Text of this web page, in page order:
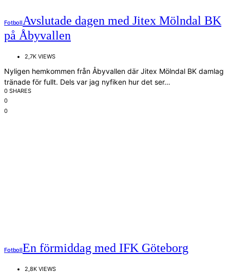
FotbollAvslutade dagen med Jitex Mölndal BK
på Åbyvallen
2,7K VIEWS
Nyligen hemkommen från Åbyvallen där Jitex Mölndal BK damlag
tränade för fullt. Dels var jag nyfiken hur det ser…
0 SHARES
0
0
FotbollEn förmiddag med IFK Göteborg
2,8K VIEWS